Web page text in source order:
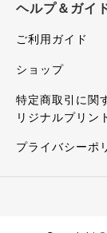
ヘルプ＆ガイ
ご利用ガイド
ショップ
特定商取引に関
リジナルプリン
プライバシーポ